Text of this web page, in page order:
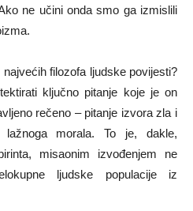
ne učini onda smo ga izmislili
filozofa ljudske povijesti?
ključno pitanje koje je on
rečeno – pitanje izvora zla i
lažnoga morala. To je, dakle,
misaonim izvođenjem ne
ljudske populacije iz